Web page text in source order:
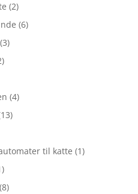
(2)
(6)
(3)
(4)
til katte (1)
(8)